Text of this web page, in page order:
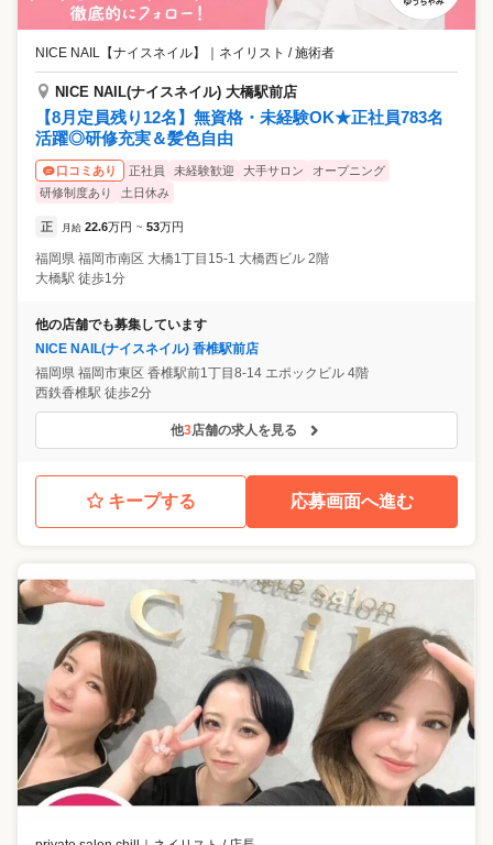
NICE NAIL【ナイスネイル】 ネイリスト / 施術者
NICE NAIL(ナイスネイル) 大橋駅前店
【8月定員残り12名】無資格・未経験OK★正社員783名
活躍◎研修充実＆髪色自由
口コミあり 正社員 未経験歓迎 大手サロン
オープニング
研修制度あり
土日休み
正 月給 22.6万円 ~ 53万円
福岡県 福岡市南区 大橋1丁目15-1 大橋西ビル 2階
大橋駅 徒歩1分
他の店舗でも募集しています
NICE NAIL(ナイスネイル) 香椎駅前店
福岡県 福岡市東区 香椎駅前1丁目8-14 エポックビル 4階
西鉄香椎駅 徒歩2分
他3店舗の求人を見る
キープする 応募画面へ進む